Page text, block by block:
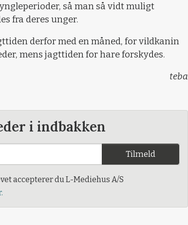
så man så vidt muligt
fra deres unger.
derfor med en måned, for vildkanin
mens jagttiden for hare forskydes.
teba
i indbakken
Tilmeld
accepterer du L-Mediehus A/S